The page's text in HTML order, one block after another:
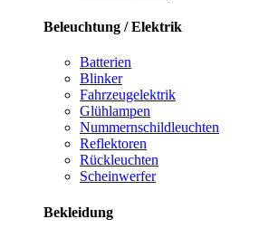
Beleuchtung / Elektrik
Batterien
Blinker
Fahrzeugelektrik
Glühlampen
Nummernschildleuchten
Reflektoren
Rückleuchten
Scheinwerfer
Bekleidung